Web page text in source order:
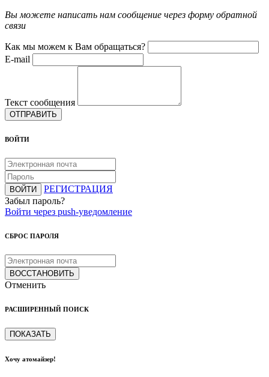
Вы можете написать нам сообщение через форму обратной
связи
Как мы можем к Вам обращаться?
E-mail
Текст сообщения
ОТПРАВИТЬ
ВОЙТИ
ВОЙТИ
РЕГИСТРАЦИЯ
Забыл пароль?
Войти через push-уведомление
СБРОС ПАРОЛЯ
ВОССТАНОВИТЬ
Отменить
РАСШИРЕННЫЙ ПОИСК
ПОКАЗАТЬ
Хочу атомайзер!